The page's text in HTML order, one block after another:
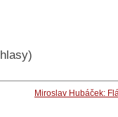
hlasy)
Miroslav Hubáček: